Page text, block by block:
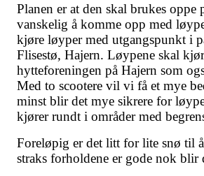
Planen er at den skal brukes oppe
vanskelig å komme opp med
kjøre løyper med utgangspunkt i
Flisestø, Hajern. Løypene skal
hytteforeningen på Hajern som
Med to scootere vil vi få et mye
minst blir det mye sikrere for
kjører rundt i områder med
Foreløpig er det litt for lite snø til
straks forholdene er gode nok blir